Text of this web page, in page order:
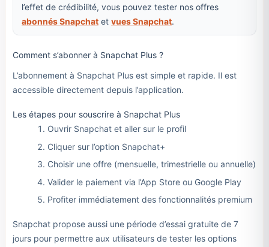
l’effet de crédibilité, vous pouvez tester nos offres
abonnés Snapchatet vues Snapchat.
Comment s’abonner à Snapchat Plus ?
L’abonnement à Snapchat Plus est simple et rapide. Il est
accessible directement depuis l’application.
Les étapes pour souscrire à Snapchat Plus
Ouvrir Snapchat et aller sur le profil
Cliquer sur l’option Snapchat+
Choisir une offre (mensuelle, trimestrielle ou annuelle)
Valider le paiement via l’App Store ou Google Play
Profiter immédiatement des fonctionnalités premium
Snapchat propose aussi une période d’essai gratuite de 7
jours pour permettre aux utilisateurs de tester les options